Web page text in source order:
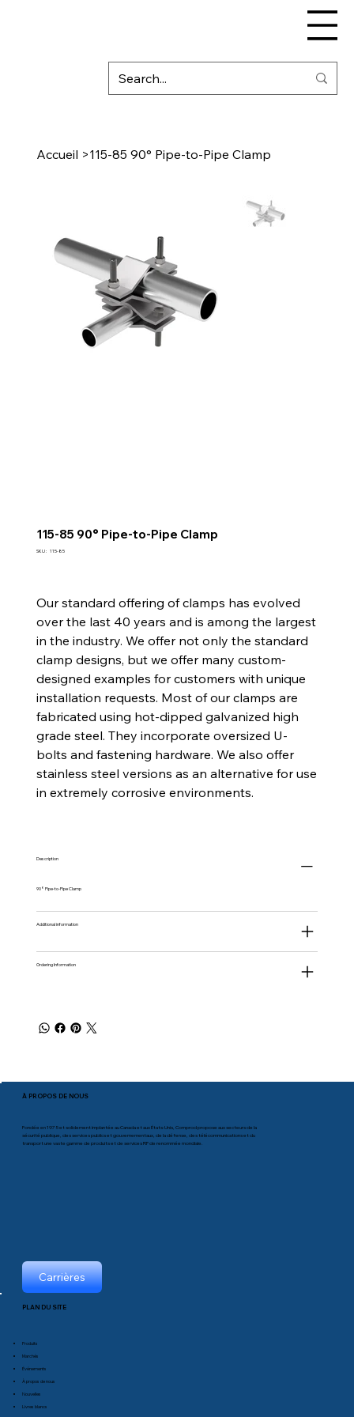
Accueil >115-85 90° Pipe-to-Pipe Clamp
115-85 90° Pipe-to-Pipe Clamp
SKU : SKU
115-85
Our standard offering of clamps has evolved
over the last 40 years and is among the largest
in the industry. We offer not only the standard
clamp designs, but we offer many custom-
designed examples for customers with unique
installation requests. Most of our clamps are
fabricated using hot-dipped galvanized high
grade steel. They incorporate oversized U-
bolts and fastening hardware. We also offer
stainless steel versions as an alternative for use
in extremely corrosive environments.
Description
90° Pipe-to-Pipe Clamp
Additional information
Ordering Information
À PROPOS DE NOUS
Fondée en 1975 et solidement implantée au Canada et aux États-Unis, Comprod propose aux secteurs de la
sécurité publique, des services publics et gouvernementaux, de la défense, des télécommunications et du
transport une vaste gamme de produits et de services RF de renommée mondiale.
Carrières
PLAN DU SITE
Produits
Marchés
Événements
À propos de nous
Nouvelles
Livres blancs